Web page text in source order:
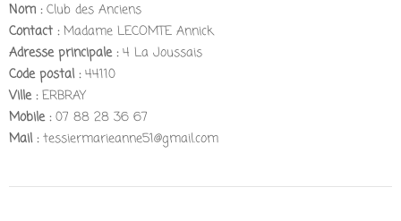
Nom : Club des Anciens
Contact : Madame LECOMTE Annick
Adresse principale :4 La Joussais
Code postal : 44110
Ville : ERBRAY
Mobile :07 88 28 36 67
Mail :tessiermarieanne51@gmail.com